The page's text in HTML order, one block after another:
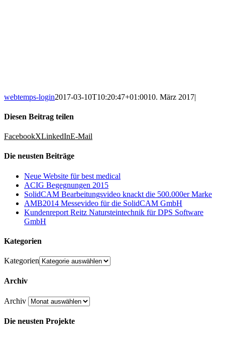
webtemps-login2017-03-10T10:20:47+01:0010. März 2017|
Diesen Beitrag teilen
FacebookXLinkedInE-Mail
Die neusten Beiträge
Neue Website für best medical
ACIG Begegnungen 2015
SolidCAM Bearbeitungsvideo knackt die 500.000er Marke
AMB2014 Messevideo für die SolidCAM GmbH
Kundenreport Reitz Natursteintechnik für DPS Software
GmbH
Kategorien
Kategorien
Archiv
Archiv
Die neusten Projekte